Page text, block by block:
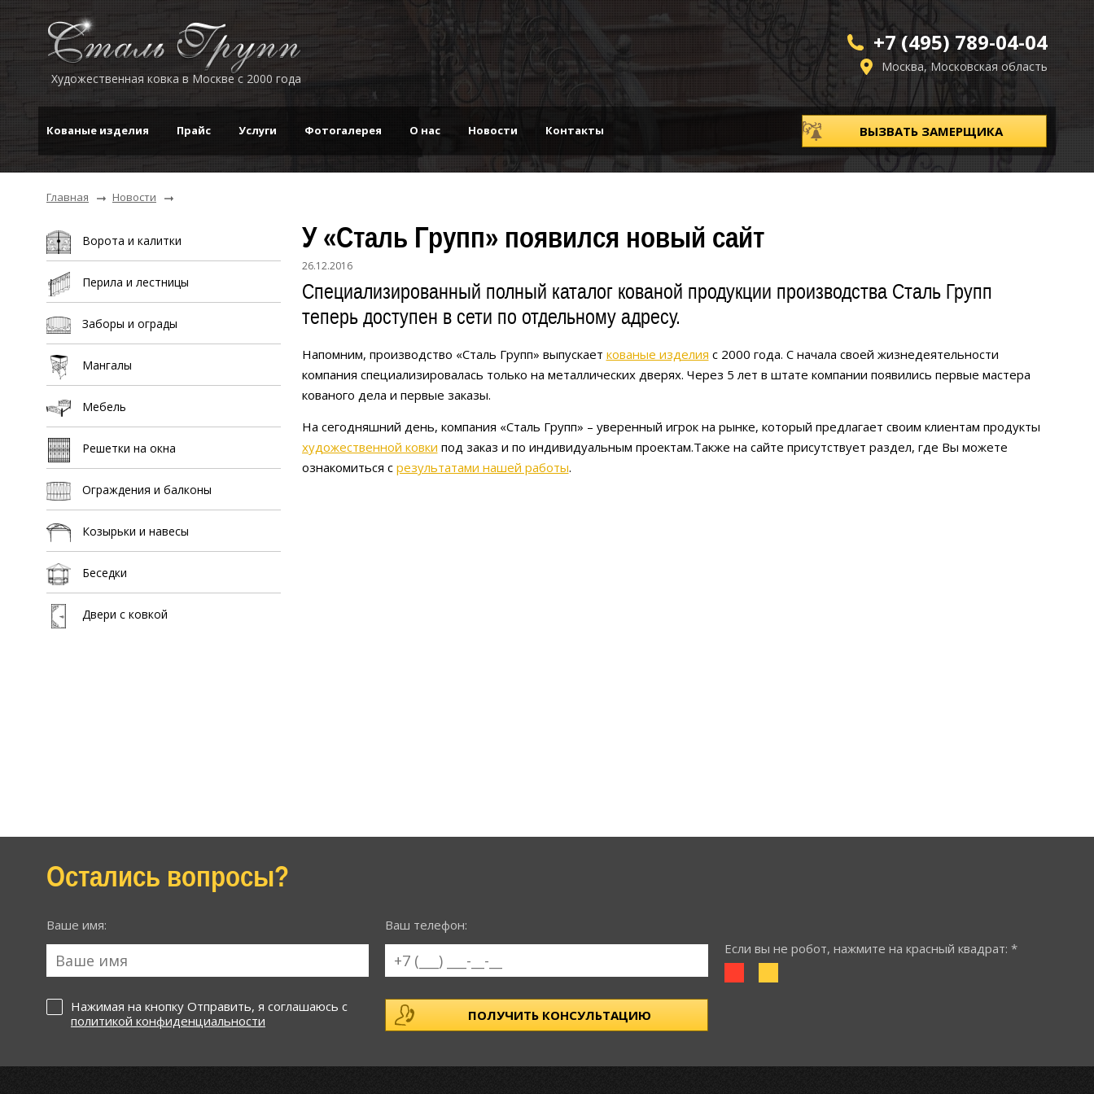
Художественная ковка в Москве с 2000 года
+7 (495) 789-04-04
Москва, Московская область
Кованые изделия Прайс Услуги Фотогалерея О нас Новости Контакты ВЫЗВАТЬ ЗАМЕРЩИКА
Главная Новости
Ворота и калитки
Перила и лестницы
Заборы и ограды
Мангалы
Мебель
Решетки на окна
Ограждения и балконы
Козырьки и навесы
Беседки
Двери с ковкой
У «Сталь Групп» появился новый сайт
26.12.2016
Специализированный полный каталог кованой продукции производства Сталь Групп
теперь доступен в сети по отдельному адресу.
Напомним, производство «Сталь Групп» выпускает кованые изделия с 2000 года. С начала своей жизнедеятельности
компания специализировалась только на металлических дверях. Через 5 лет в штате компании появились первые мастера
кованого дела и первые заказы.
На сегодняшний день, компания «Сталь Групп» – уверенный игрок на рынке, который предлагает своим клиентам продукты
художественной ковки под заказ и по индивидуальным проектам.Также на сайте присутствует раздел, где Вы можете
ознакомиться с результатами нашей работы.
Остались вопросы?
Ваше имя:
Ваш телефон:
Если вы не робот, нажмите на красный квадрат: *
Нажимая на кнопку Отправить, я соглашаюсь с
политикой конфиденциальности